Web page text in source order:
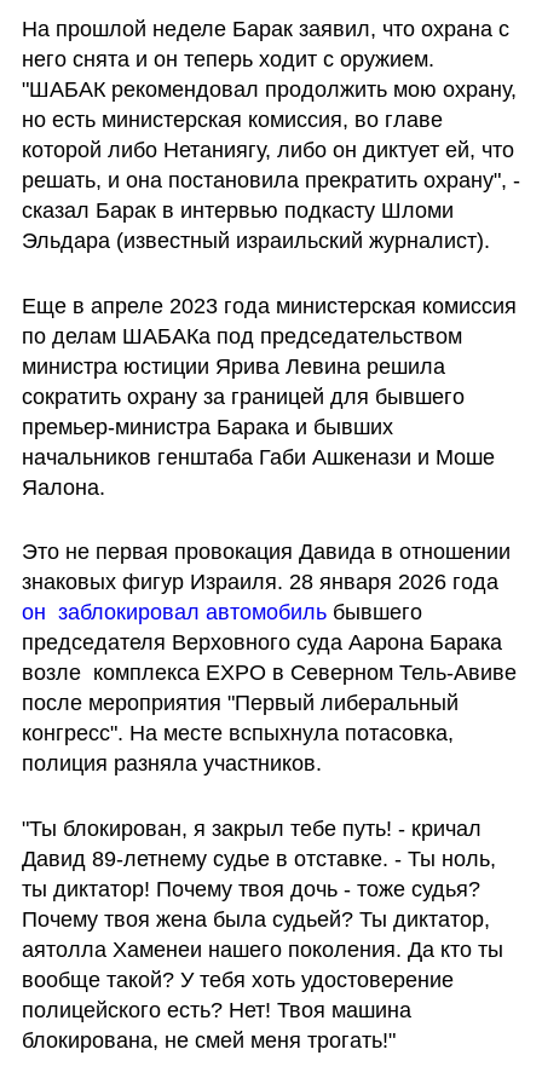
На прошлой неделе Барак заявил, что охрана с
него снята и он теперь ходит с оружием.
"ШАБАК рекомендовал продолжить мою охрану,
но есть министерская комиссия, во главе
которой либо Нетаниягу, либо он диктует ей, что
решать, и она постановила прекратить охрану", -
сказал Барак в интервью подкасту Шломи
Эльдара (известный израильский журналист).
Еще в апреле 2023 года министерская комиссия
по делам ШАБАКа под председательством
министра юстиции Ярива Левина решила
сократить охрану за границей для бывшего
премьер-министра Барака и бывших
начальников генштаба Габи Ашкенази и Моше
Яалона.
Это не первая провокация Давида в отношении
знаковых фигур Израиля. 28 января 2026 года
он  заблокировал автомобиль бывшего
председателя Верховного суда Аарона Барака
возле  комплекса EXPO в Северном Тель-Авиве
после мероприятия "Первый либеральный
конгресс". На месте вспыхнула потасовка,
полиция разняла участников.
"Ты блокирован, я закрыл тебе путь! - кричал
Давид 89-летнему судье в отставке. - Ты ноль,
ты диктатор! Почему твоя дочь - тоже судья?
Почему твоя жена была судьей? Ты диктатор,
аятолла Хаменеи нашего поколения. Да кто ты
вообще такой? У тебя хоть удостоверение
полицейского есть? Нет! Твоя машина
блокирована, не смей меня трогать!"